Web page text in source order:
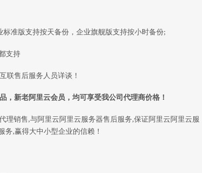
准版支持按天备份，企业旗舰版支持按小时备份;
支持
联售后服务人员详谈！
，新老阿里云会员，均可享受我公司代理商价格！
理销售,与阿里云阿里云服务器售后服务,保证阿里云阿里云服
务,赢得大中小型企业的信赖！